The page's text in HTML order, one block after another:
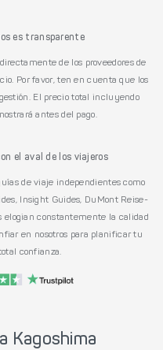
es transparente
de los proveedores de
Por favor, ten en cuenta que los
El precio total incluyendo
antes del pago.
el aval de los viajeros
de viaje independientes como
Insight Guides, DuMont Reise-
elogian constantemente la calidad
en nosotros para planificar tu
confianza.
Kagoshima